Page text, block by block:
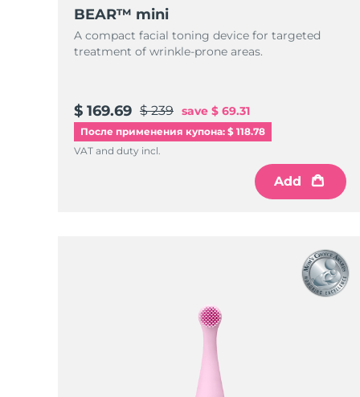
BEAR™ mini
A compact facial toning device for targeted
treatment of wrinkle-prone areas.
$ 169.69 $ 239 save $ 69.31
После применения купона: $ 118.78
VAT and duty incl.
Add
All acne treatment devices
All revitalizing eye massagers
Уход KIWI™
Advanced pore care essentials
Serum
For healthy hair
issa™ Teeth Whitening Gel
18% PAP
Косметика Для мужчин
Купить